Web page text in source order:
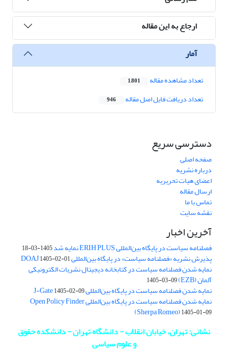
ارجاع به این مقاله
آمار
تعداد مشاهده مقاله 1,801
تعداد دریافت فایل اصل مقاله 946
دسترسی سریع
صفحه اصلی
درباره نشریه
اعضای هیات تحریریه
ارسال مقاله
تماس با ما
نقشه سایت
آخرین اخبار
فصلنامه سیاست در پایگاه بین‌المللی ERIH PLUS نمایه شد 1405-03-18
پذیرش نشریه «فصلنامه سیاست» در پایگاه بین‌المللی DOAJ1405-02-01
نمایه شدن فصلنامه سیاست در کتابخانه دیجیتال نشریات الکترونیکی
آلمان (EZB) 1405-03-09
نمایه شدن فصلنامه سیاست در پایگاه بین‌المللی J-Gate1405-02-09
نمایه شدن فصلنامه سیاست در پایگاه بین‌المللی Open Policy Finder
(Sherpa Romeo)1405-01-09
نشانی: تهران، خیابان انقلاب - دانشگاه تهران - دانشکده حقوق
و علوم سیاسی